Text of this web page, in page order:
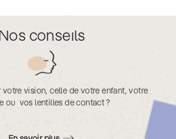
Nos conseils
votre vision, celle de votre enfant, votre
ou vos lentilles de contact ?